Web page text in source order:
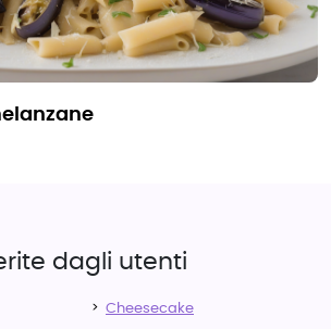
dagli utenti
Cheesecake